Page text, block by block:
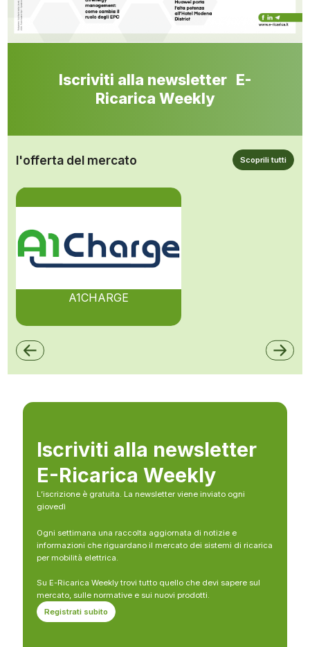
Iscriviti alla newsletter E-
Ricarica Weekly
l'offerta del mercato Scoprili tutti
A1CHARGE
Iscriviti alla newsletter
E-Ricarica Weekly
L’iscrizione è gratuita. La newsletter viene inviato ogni
giovedì
Ogni settimana una raccolta aggiornata di notizie e
informazioni che riguardano il mercato dei sistemi di ricarica
per mobilità elettrica.
Su E-Ricarica Weekly trovi tutto quello che devi sapere sul
mercato, sulle normative e sui nuovi prodotti.
Registrati subito